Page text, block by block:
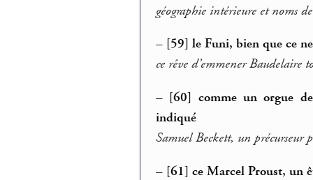
géographie intérieure et noms
– [59] le Funi, bien que ce
ce rêve d’emmener
– [60] comme un orgue
indiqué
Samuel Beckett, un précurseur
– [61] ce Marcel Proust, un